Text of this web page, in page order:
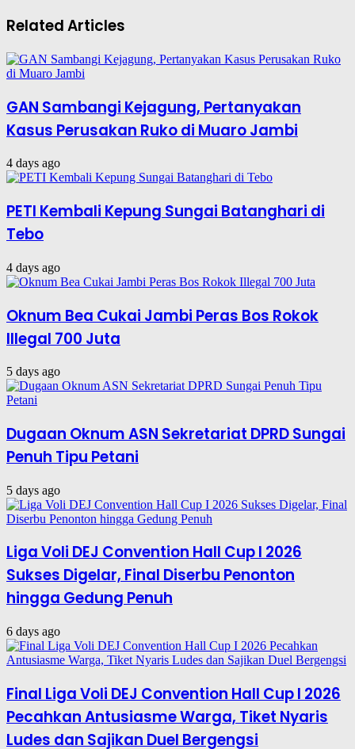
Related Articles
GAN Sambangi Kejagung, Pertanyakan
Kasus Perusakan Ruko di Muaro Jambi
4 days ago
PETI Kembali Kepung Sungai Batanghari di
Tebo
4 days ago
Oknum Bea Cukai Jambi Peras Bos Rokok
Illegal 700 Juta
5 days ago
Dugaan Oknum ASN Sekretariat DPRD Sungai
Penuh Tipu Petani
5 days ago
Liga Voli DEJ Convention Hall Cup I 2026
Sukses Digelar, Final Diserbu Penonton
hingga Gedung Penuh
6 days ago
Final Liga Voli DEJ Convention Hall Cup I 2026
Pecahkan Antusiasme Warga, Tiket Nyaris
Ludes dan Sajikan Duel Bergengsi